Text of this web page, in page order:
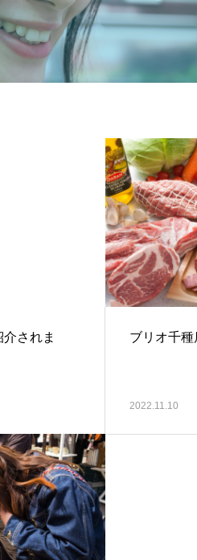
ポークマイスター
されま
ブリオ千
2022.11.10